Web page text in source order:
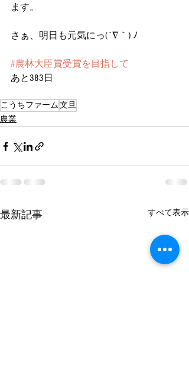
ます。
さぁ、明日も元気にっ(´∇｀) ﾉ
#農林大臣賞受賞を目指して
あと383日
こうちファーム文旦
農業
最新記事 すべて表示